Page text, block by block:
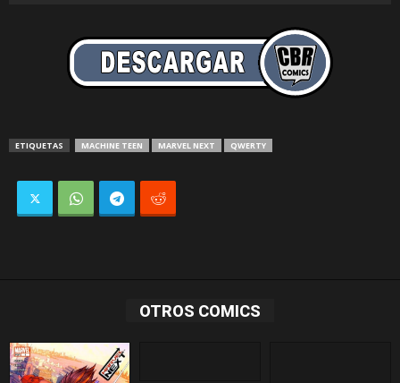
ETIQUETAS MACHINE TEEN MARVEL NEXT QWERTY
OTROS COMICS